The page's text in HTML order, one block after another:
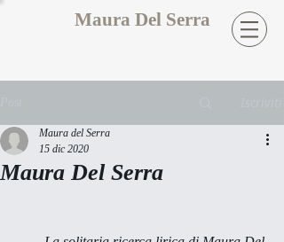
Maura Del Serra
Maura Del Serra
Maura del Serra
15 dic 2020